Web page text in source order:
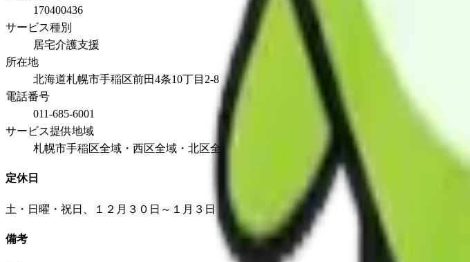
170400436
サービス種別
居宅介護支援
所在地
北海道札幌市手稲区前田4条10丁目2-8 タケシンスクエアビル3Fタケシンスクエアビル3F
電話番号
011-685-6001
サービス提供地域
札幌市手稲区全域・西区全域・北区全域・石狩市全域・当別町全域
定休日
土・日曜・祝日、１２月３０日～１月３日
備考